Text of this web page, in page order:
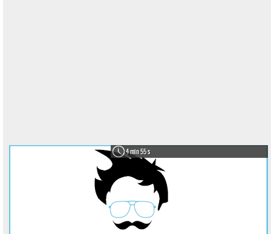
4 min 55 s